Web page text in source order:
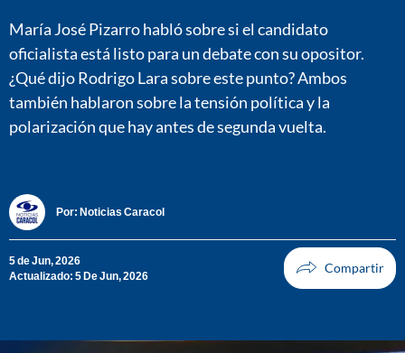
María José Pizarro habló sobre si el candidato
oficialista está listo para un debate con su opositor.
¿Qué dijo Rodrigo Lara sobre este punto? Ambos
también hablaron sobre la tensión política y la
polarización que hay antes de segunda vuelta.
Por: Noticias Caracol
5 de Jun, 2026
Actualizado: 5 De Jun, 2026